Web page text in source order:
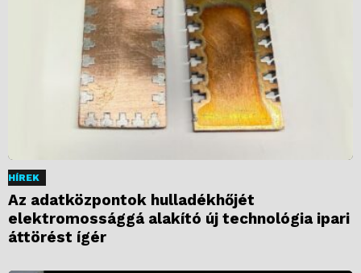
HÍREK
Az adatközpontok hulladékhőjét
elektromossággá alakító új technológia ipari
áttörést ígér